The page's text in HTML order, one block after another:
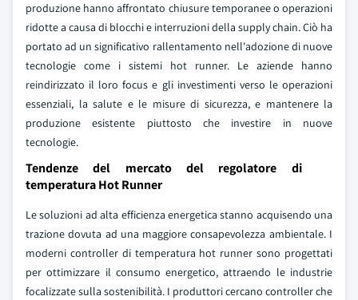
produzione hanno affrontato chiusure temporanee o operazioni
ridotte a causa di blocchi e interruzioni della supply chain. Ciò ha
portato ad un significativo rallentamento nell'adozione di nuove
tecnologie come i sistemi hot runner. Le aziende hanno
reindirizzato il loro focus e gli investimenti verso le operazioni
essenziali, la salute e le misure di sicurezza, e mantenere la
produzione esistente piuttosto che investire in nuove
tecnologie.
Tendenze del mercato del regolatore di
temperatura Hot Runner
Le soluzioni ad alta efficienza energetica stanno acquisendo una
trazione dovuta ad una maggiore consapevolezza ambientale. I
moderni controller di temperatura hot runner sono progettati
per ottimizzare il consumo energetico, attraendo le industrie
focalizzate sulla sostenibilità. I produttori cercano controller che